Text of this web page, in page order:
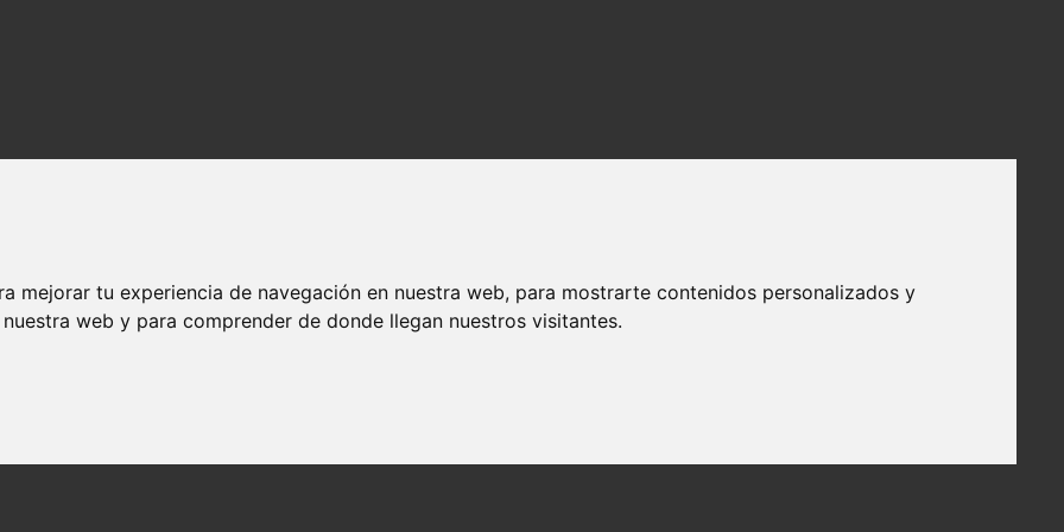
mejorar tu experiencia de navegación en nuestra web, para mostrarte contenidos personalizados y
web y para comprender de donde llegan nuestros visitantes.